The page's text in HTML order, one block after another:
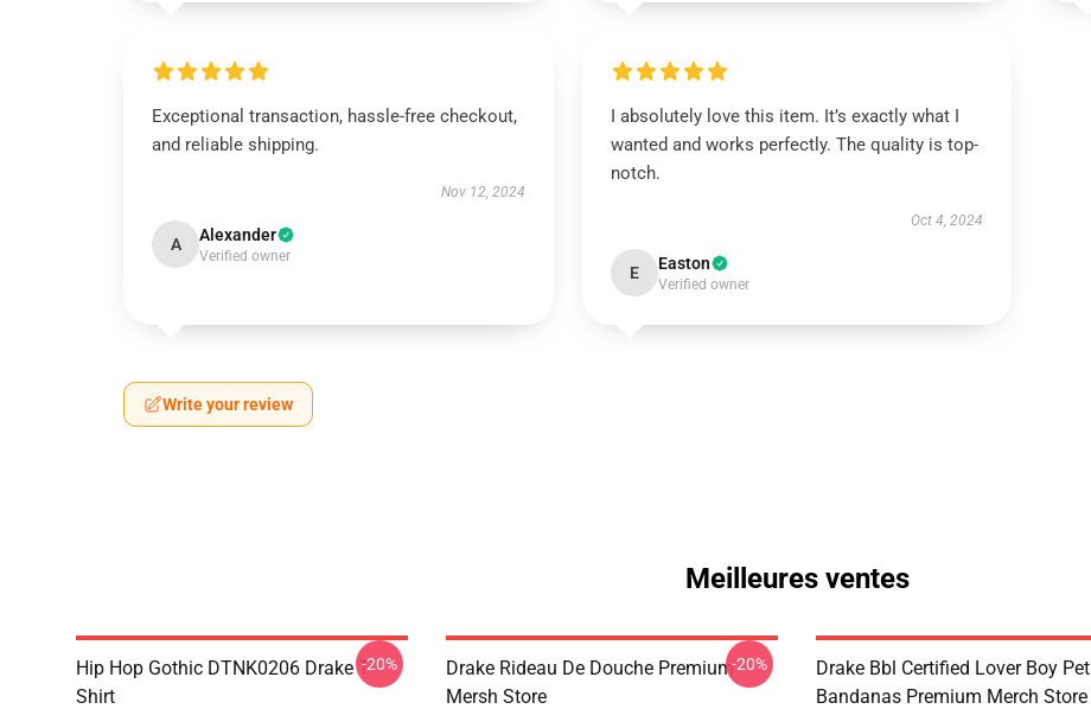
Exceptional transaction, hassle-free checkout,
and reliable shipping.
Nov 12, 2024
A Alexander
Verified owner
I absolutely love this item. It’s exactly what I
wanted and works perfectly. The quality is top-
notch.
Oct 4, 2024
E Easton
Verified owner
Write your review
Meilleures ventes
Hip Hop Gothic DTNK0206 Drake T-
Shirt
-20%
Drake Rideau De Douche Premium
Mersh Store
-20%
Drake Bbl Certified Lover Boy Pet
Bandanas Premium Merch Store